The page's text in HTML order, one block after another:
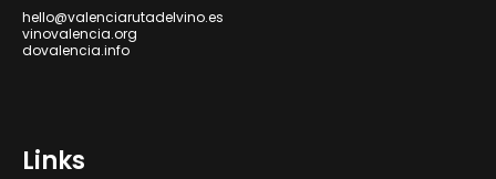
hello@valenciarutadelvino.es
vinovalencia.org
dovalencia.info
Links